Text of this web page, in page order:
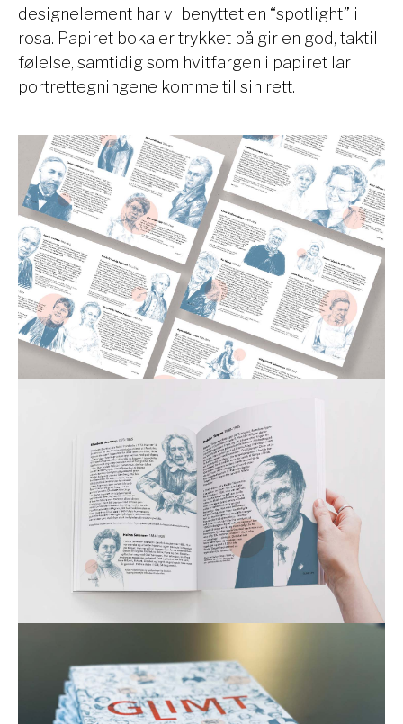
designelement har vi benyttet en “spotlight” i
rosa. Papiret boka er trykket på gir en god, taktil
følelse, samtidig som hvitfargen i papiret lar
portrettegningene komme til sin rett.